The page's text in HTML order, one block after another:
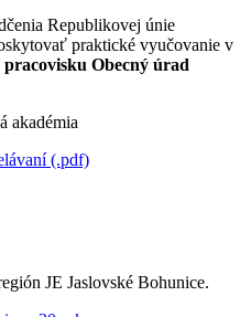
Republikovej únie
praktické vyučovanie v
pracovisku Obecný úrad
akadémia
(.pdf)
JE Jaslovské Bohunice.